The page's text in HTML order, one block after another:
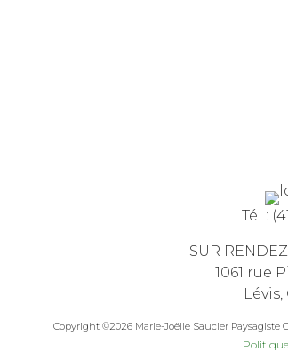
Tél :
SUR
1061 rue
Copyright ©2026 Marie-Joëlle Saucier Paysagiste